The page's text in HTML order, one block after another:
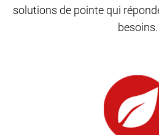
solutions de pointe qui
besoins.